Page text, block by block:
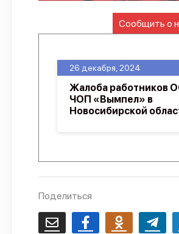
API
О проекте
Сообщить о
26 декабря, 2024
Жалоба работников
ЧОП «Вымпел» в
Новосибирской
Поделиться